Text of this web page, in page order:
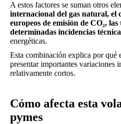
A estos factores se suman otros
internacional del gas natural, el
europeos de emisión de CO₂,
determinadas incidencias
energéticas.
Esta combinación explica por qué
presentar importantes variaciones
relativamente cortos.
Cómo afecta esta
pymes